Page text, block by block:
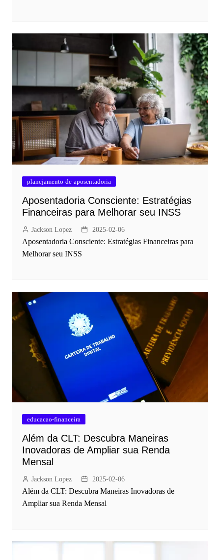
planejamento-de-aposentadoria
Aposentadoria Consciente: Estratégias
Financeiras para Melhorar seu INSS
Jackson Lopez 2025-02-06
Aposentadoria Consciente: Estratégias Financeiras para
Melhorar seu INSS
educacao-financeira
Além da CLT: Descubra Maneiras
Inovadoras de Ampliar sua Renda
Mensal
Jackson Lopez 2025-02-06
Além da CLT: Descubra Maneiras Inovadoras de
Ampliar sua Renda Mensal